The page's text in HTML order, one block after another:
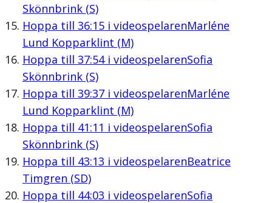
Skönnbrink (S)
Hoppa till 36:15i videospelarenMarléne
Lund Kopparklint (M)
Hoppa till 37:54i videospelarenSofia
Skönnbrink (S)
Hoppa till 39:37i videospelarenMarléne
Lund Kopparklint (M)
Hoppa till 41:11 i videospelarenSofia
Skönnbrink (S)
Hoppa till 43:13 i videospelarenBeatrice
Timgren (SD)
Hoppa till 44:03 i videospelarenSofia